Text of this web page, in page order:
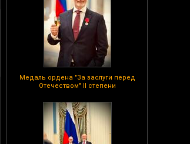
Медаль ордена "За заслуги перед
Отечеством" II степени